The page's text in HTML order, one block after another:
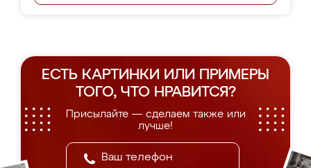
ЕСТЬ КАРТИНКИ ИЛИ ПРИМЕРЫ
ТОГО, ЧТО НРАВИТСЯ?
Присылайте — сделаем также или
лучше!